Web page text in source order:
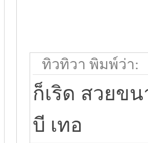
ทิวทิวา พิมพ์ว่า:
ก็เริด สวยข
บี เทอ